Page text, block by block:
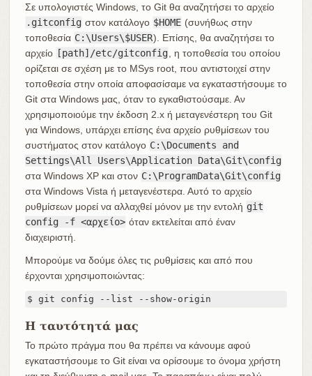
Σε υπολογιστές Windows, το Git θα αναζητήσει το αρχείο
.gitconfig στον κατάλογο $HOME (συνήθως στην
τοποθεσία C:\Users\$USER). Επίσης, θα αναζητήσει το
αρχείο [path]/etc/gitconfig , η τοποθεσία του οποίου
ορίζεται σε σχέση με το MSys root, που αντιστοιχεί στην
τοποθεσία στην οποία αποφασίσαμε να εγκαταστήσουμε το
Git στα Windows μας, όταν το εγκαθιστούσαμε. Αν
χρησιμοποιούμε την έκδοση 2.x ή μεταγενέστερη του Git
για Windows, υπάρχει επίσης ένα αρχείο ρυθμίσεων του
συστήματος στον κατάλογο C:\Documents and
Settings\All Users\Application Data\Git\config
στα Windows XP και στον C:\ProgramData\Git\config
στα Windows Vista ή μεταγενέστερα. Αυτό το αρχείο
ρυθμίσεων μορεί να αλλαχθεί μόνον με την εντολή git
config -f <αρχείο> όταν εκτελείται από έναν
διαχειριστή.
Μπορούμε να δούμε όλες τις ρυθμίσεις και από που
έρχονται χρησιμοποιώντας:
$ git config --list --show-origin
Η ταυτότητά μας
Το πρώτο πράγμα που θα πρέπει να κάνουμε αφού
εγκαταστήσουμε το Git είναι να ορίσουμε το όνομα χρήστη